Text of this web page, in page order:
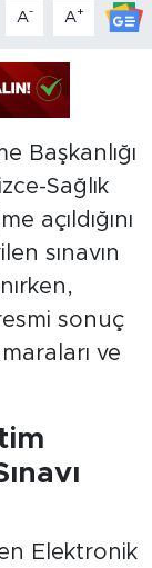
A- A+
Başkanlığı
Sağlık
açıldığını
sınavın
sonuç
ve
Elektronik